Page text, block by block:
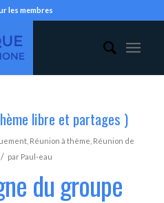
les membres
libre et partages )
, Réunion à thème Réunion de
/ par Paul-eau
du groupe